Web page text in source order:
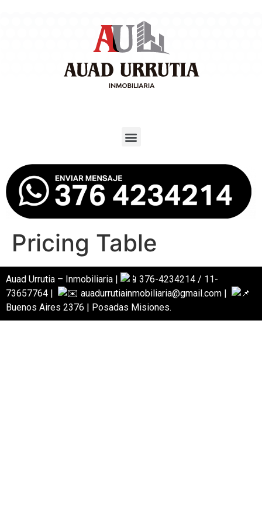
Pricing Table
Auad Urrutia – Inmobiliaria |
376-4234214 / 11-
73657764 |
auadurrutiainmobiliaria@gmail.com |
Buenos Aires 2376 | Posadas Misiones.